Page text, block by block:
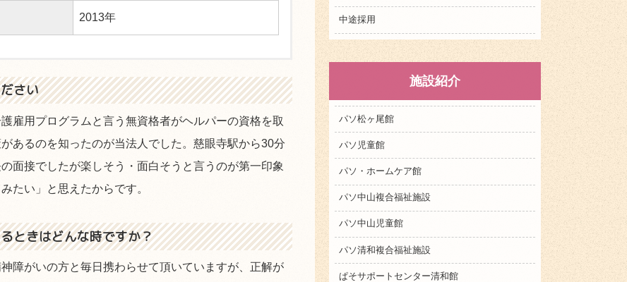
2013年
さい
雇用プログラムと言う無資格者がヘルパーの資格を取
あるのを知ったのが当法人でした。慈眼寺駅から30分
面接でしたが楽しそう・面白そうと言うのが第一印象
たい」と思えたからです。
ときはどんな時ですか？
障がいの方と毎日携わらせて頂いていますが、正解が
中途採用
施設紹介
パソ松ヶ尾館
パソ児童館
パソ・ホームケア館
パソ中山複合福祉施設
パソ中山児童館
パソ清和複合福祉施設
ぱそサポートセンター清和館